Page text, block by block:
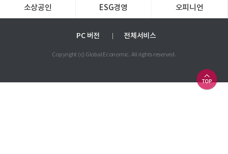
소상공인 ESG경영 오피니언
PC 버전 전체서비스
Copyright (c) Global Economic. All rights reserved.